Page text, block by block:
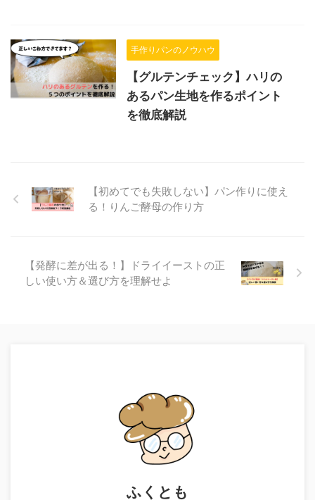
手作りパンのノウハウ
【グルテンチェック】ハリの
あるパン生地を作るポイント
を徹底解説
【初めてでも失敗しない】パン作りに使え
る！りんご酵母の作り方
【発酵に差が出る！】ドライイーストの正
しい使い方＆選び方を理解せよ
ふくとも